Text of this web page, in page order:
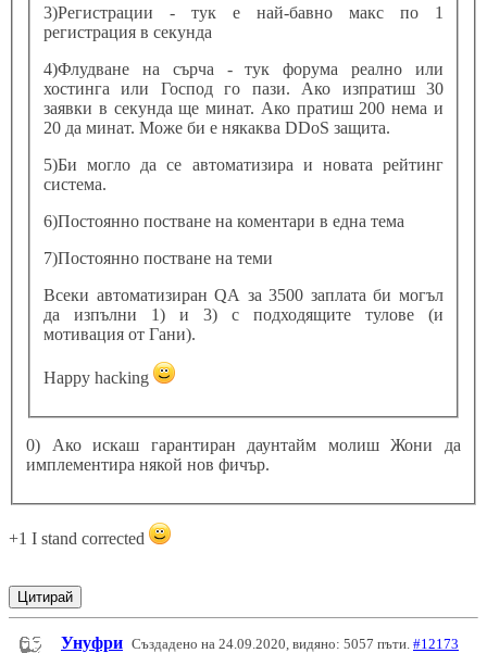
3)Регистрации - тук е най-бавно макс по 1
регистрация в секунда
4)Флудване на сърча - тук форума реално или
хостинга или Господ го пази. Ако изпратиш 30
заявки в секунда ще минат. Ако пратиш 200 нема и
20 да минат. Може би е някаква DDoS защита.
5)Би могло да се автоматизира и новата рейтинг
система.
6)Постоянно постване на коментари в една тема
7)Постоянно постване на теми
Всеки автоматизиран QA за 3500 заплата би могъл
да изпълни 1) и 3) с подходящите тулове (и
мотивация от Гани).
Happy hacking
0) Ако искаш гарантиран даунтайм молиш Жони да
имплементира някой нов фичър.
+1 I stand corrected
Цитирай
Унуфри Създадено на 24.09.2020, видяно: 5057 пъти. #12173